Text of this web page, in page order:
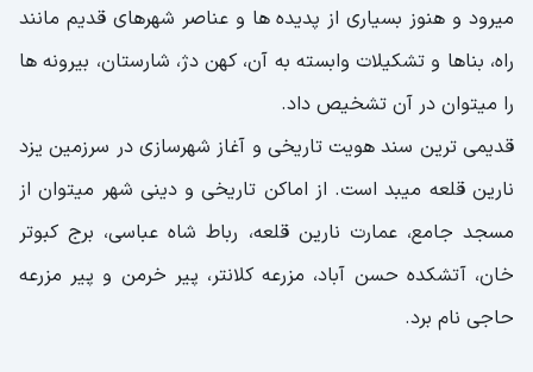
میرود و هنوز بسیاری از پدیده ها و عناصر شهرهای قدیم مانند
راه، بناها و تشکیلات وابسته به آن، کهن دژ، شارستان، بیرونه ها
را میتوان در آن تشخیص داد.
قدیمی ترین سند هویت تاریخی و آغاز شهرسازی در سرزمین یزد
نارین قلعه میبد است. از اماکن تاریخی و دینی شهر میتوان از
مسجد جامع، عمارت نارین قلعه، رباط شاه عباسی، برج کبوتر
خان، آتشکده حسن آباد، مزرعه کلانتر، پیر خرمن و پیر مزرعه
حاجی نام برد.